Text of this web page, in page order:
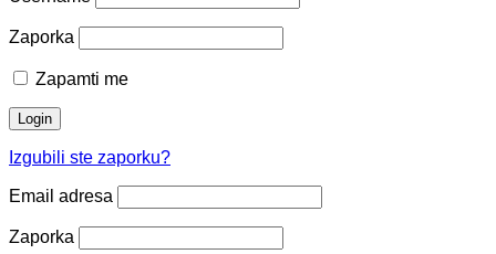
Zaporka
Zapamti me
Login
Izgubili ste zaporku?
Email adresa
Zaporka